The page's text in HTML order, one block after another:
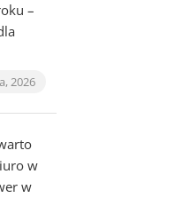
–
2026
w
w